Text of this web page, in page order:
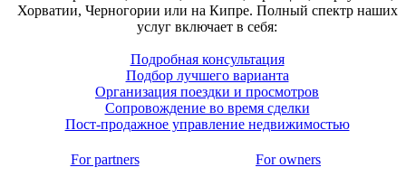
Хорватии, Черногории или на Кипре. Полный спектр наших
услуг включает в себя:
Подробная консультация
Подбор лучшего варианта
Организация поездки и просмотров
Сопровождение во время сделки
Пост-продажное управление недвижимостью
For partners For owners